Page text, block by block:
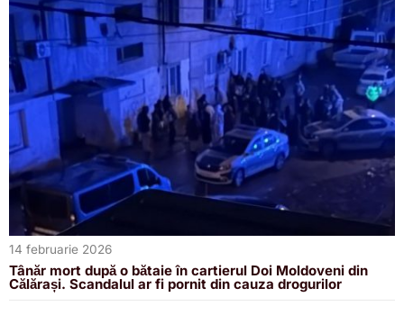
14 februarie 2026
Tânăr mort după o bătaie în cartierul Doi Moldoveni din
Călărași. Scandalul ar fi pornit din cauza drogurilor